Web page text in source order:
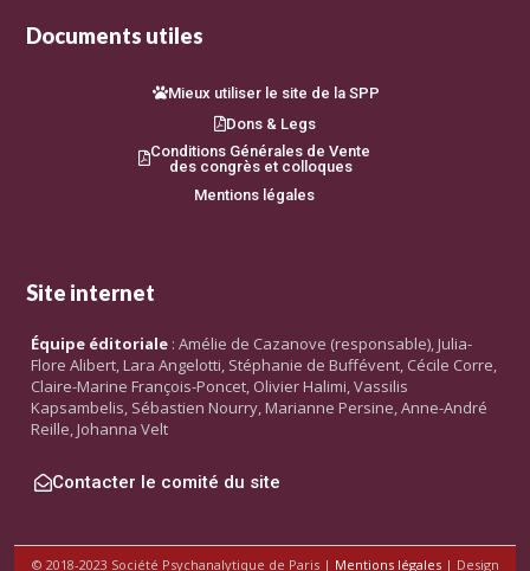
Documents utiles
Mieux utiliser le site de la SPP
Dons & Legs
Conditions Générales de Vente
des congrès et colloques
Mentions légales
Site internet
Équipe éditoriale : Amélie de Cazanove (responsable), Julia-
Flore Alibert, Lara Angelotti, Stéphanie de Buffévent, Cécile Corre,
Claire-Marine François-Poncet, Olivier Halimi, Vassilis
Kapsambelis, Sébastien Nourry, Marianne Persine, Anne-André
Reille, Johanna Velt
Contacter le comité du site
© 2018-2023 Société Psychanalytique de Paris | Mentions légales| Design